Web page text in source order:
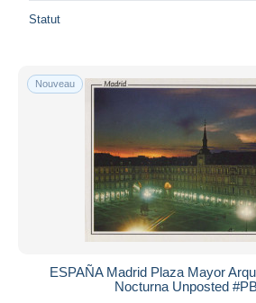
Statut
Nouveau
ESPAÑA Madrid Plaza Mayor
Nocturna Unposted